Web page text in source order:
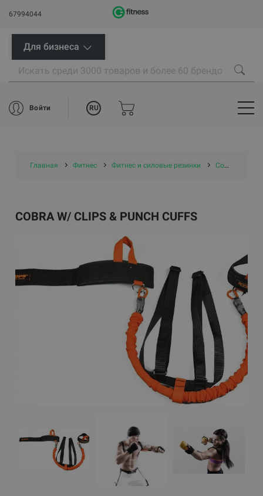
67994044
Для бизнеса
Войти RU
Главная Фитнес Фитнес и силовые резинки Cobra w/ clips & Punch cuffs
COBRA W/ CLIPS & PUNCH CUFFS